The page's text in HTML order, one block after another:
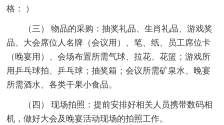
格： ）
（三） 物品的采购：抽奖礼品、生肖礼品、游戏奖
品、大会席位人名牌（会议用）、笔、纸、员工席位卡
（晚宴用）、会场布置所需气球、拉花、花篮；游戏所
用乒乓球拍、乒乓球；抽奖箱；会议所需矿泉水、晚宴
所需酒水、各类干果小食品。
（四） 现场拍照：提前安排好相关人员携带数码相
机，做好大会及晚宴活动现场的拍照工作。